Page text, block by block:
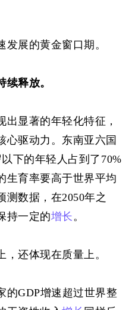
发展的黄金窗口期。
续释放。
出显著的年轻化特征，
心驱动力。东南亚六国
下的年轻人占到了70%
生育率要高于世界平均
测数据，在2050年之
持一定的增长。
，还体现在质量上。
的GDP增速超过世界整